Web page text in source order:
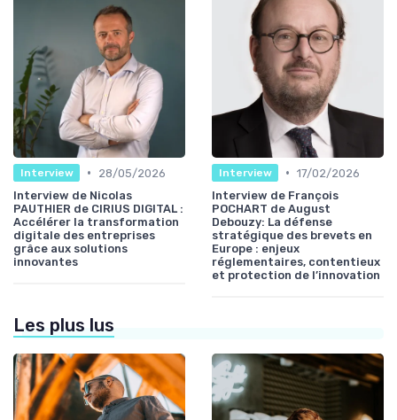
Interview •
28/05/2026
Interview de Nicolas
PAUTHIER de CIRIUS DIGITAL :
Accélérer la transformation
digitale des entreprises
grâce aux solutions
innovantes
Interview • 17/02/2026
Interview de François
POCHART de August
Debouzy: La défense
stratégique des brevets en
Europe : enjeux
réglementaires, contentieux
et protection de l’innovation
Les plus lus